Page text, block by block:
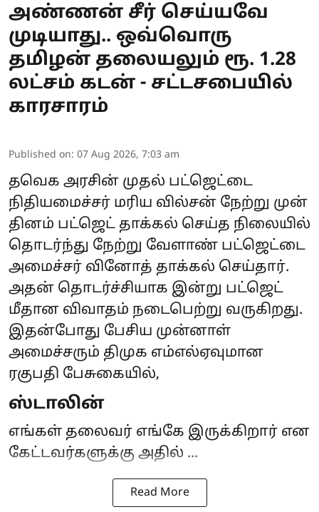
அண்ணன் சீர் செய்யவே
முடியாது.. ஒவ்வொரு
தமிழன் தலையலும் ரூ. 1.28
லட்சம் கடன் - சட்டசபையில்
காரசாரம்
Published on: 07 Aug 2026, 7:03 am
தவெக அரசின் முதல் பட்ஜெட்டை
நிதியமைச்சர் மரிய வில்சன் நேற்று முன்
தினம் பட்ஜெட் தாக்கல் செய்த நிலையில்
தொடர்ந்து நேற்று வேளாண் பட்ஜெட்டை
அமைச்சர் வினோத் தாக்கல் செய்தார்.
அதன் தொடர்ச்சியாக இன்று பட்ஜெட்
மீதான விவாதம் நடைபெற்று வருகிறது.
இதன்போது பேசிய முன்னாள்
அமைச்சரும் திமுக எம்எல்ஏவுமான
ரகுபதி பேசுகையில்,
ஸ்டாலின்
எங்கள் தலைவர் எங்கே இருக்கிறார் என
கேட்டவர்களுக்கு அதில் ...
Read More